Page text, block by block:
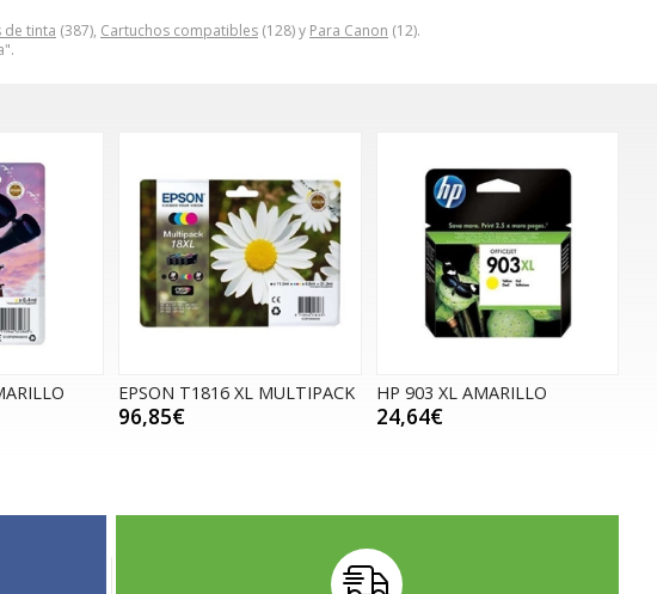
de tinta (387), Cartuchos compatibles (128) y Para Canon (12).
EPSON T1816 XL MULTIPACK
96,85€
HP 903 XL AMARILLO
24,64€